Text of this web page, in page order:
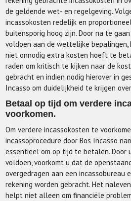
de geldende wet- en regelgeving.
incassokosten redelijk en
buitensporig hoog zijn. Door na te
voldoen aan de wettelijke bepalingen,
niet onnodig extra kosten hoeft te
raden om kritisch te kijken naar de
gebracht en indien nodig hierover in
Incasso om duidelijkheid te krijgen
Betaal op tijd om verdere
voorkomen.
Om verdere incassokosten te
incassoprocedure door Bos Incasso
essentieel om op tijd te betalen. Door
voldoen, voorkomt u dat de
overgedragen aan een incassobureau
rekening worden gebracht. Het
helpt niet alleen om financiële